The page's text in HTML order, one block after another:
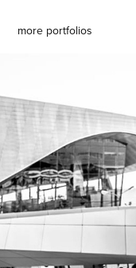
more portfolios